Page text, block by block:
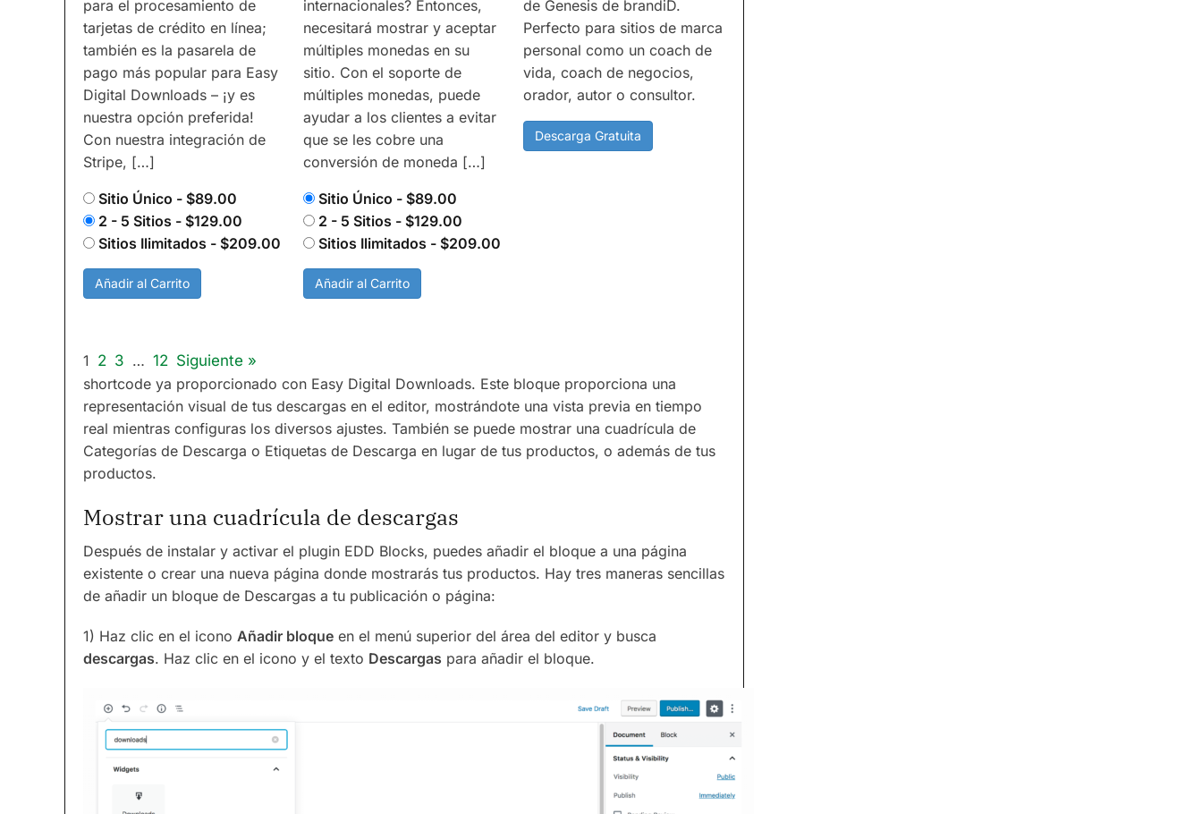
para el procesamiento de
tarjetas de crédito en línea;
también es la pasarela de
pago más popular para Easy
Digital Downloads – ¡y es
nuestra opción preferida!
Con nuestra integración de
Stripe, […]
Sitio Único - $89.00
2 - 5 Sitios - $129.00
Sitios Ilimitados - $209.00
Añadir al Carrito
internacionales? Entonces,
necesitará mostrar y aceptar
múltiples monedas en su
sitio. Con el soporte de
múltiples monedas, puede
ayudar a los clientes a evitar
que se les cobre una
conversión de moneda […]
Sitio Único - $89.00
2 - 5 Sitios - $129.00
Sitios Ilimitados - $209.00
Añadir al Carrito
de Genesis de brandiD.
Perfecto para sitios de marca
personal como un coach de
vida, coach de negocios,
orador, autor o consultor.
Descarga Gratuita
1 2 3 … 12 Siguiente »
shortcode ya proporcionado con Easy Digital Downloads. Este bloque proporciona una
representación visual de tus descargas en el editor, mostrándote una vista previa en tiempo
real mientras configuras los diversos ajustes. También se puede mostrar una cuadrícula de
Categorías de Descarga o Etiquetas de Descarga en lugar de tus productos, o además de tus
productos.
Mostrar una cuadrícula de descargas
Después de instalar y activar el plugin EDD Blocks, puedes añadir el bloque a una página
existente o crear una nueva página donde mostrarás tus productos. Hay tres maneras sencillas
de añadir un bloque de Descargas a tu publicación o página:
1) Haz clic en el icono Añadir bloque en el menú superior del área del editor y busca
descargas. Haz clic en el icono y el texto Descargas para añadir el bloque.